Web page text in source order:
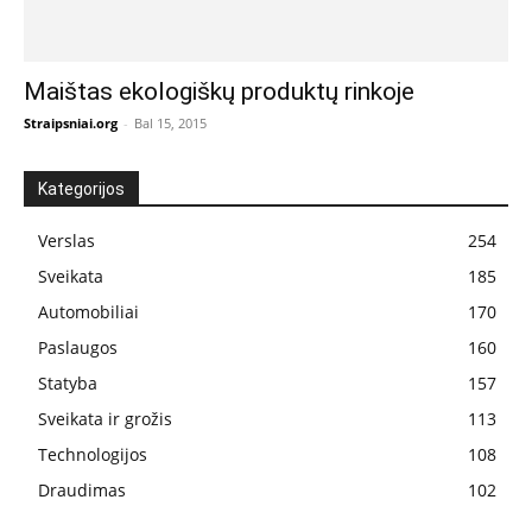
Maištas ekologiškų produktų rinkoje
Straipsniai.org - Bal 15, 2015
Kategorijos
Verslas
254
Sveikata
185
Automobiliai
170
Paslaugos
160
Statyba
157
Sveikata ir grožis
113
Technologijos
108
Draudimas
102